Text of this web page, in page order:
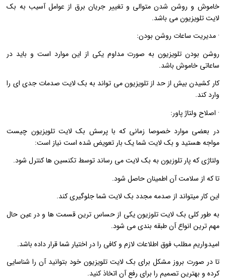
خاموش و روشن شدن متوالی و تغییر جریان برق از عوامل آسیب به بک
لایت تلویزیون می باشد.
· مدیریت ساعات روشن بودن:
روشن بودن تلویزیون به صورت مداوم یکی از این موارد است و باید در
ساعاتی خاموش باشد.
کار کشیدن بیش از حد از تلویزیون می تواند به بک لایت صدمات جدی ای را
وارد کند.
· اصلاح ولتاژ پاور:
در بعضی موارد خصوصا زمانی که با پرسش بک لایت تلویزیون چیست
مواجه هستید و بک لایت شما یک بار تعویض شده است نیاز است:
ولتاژی که پار تلوزیون به بک لایت می رساند توسط تکنسین ها کنترل شود.
تا که از سلامت آن اطمینان حاصل شود.
این کار میتواند از صدمه مجدد بک لایت شما جلوگیری کند.
به طور کلی بک لایت تلوزیون یکی از حساس ترین قسمت ها و در عین حال
مهم ترین انواع آن طبقه بندی می شود.
امیدواریم مطلب فوق اطلاعات لازم و کافی را در اختیار شما قرار داده باشد.
تا در صورت بروز مشکل برای بک لایت تلویزیون خود بتوانید آن را شناسایی
کرده و بهترین تصمیم را برای رفع آن اتخاذ کنید.